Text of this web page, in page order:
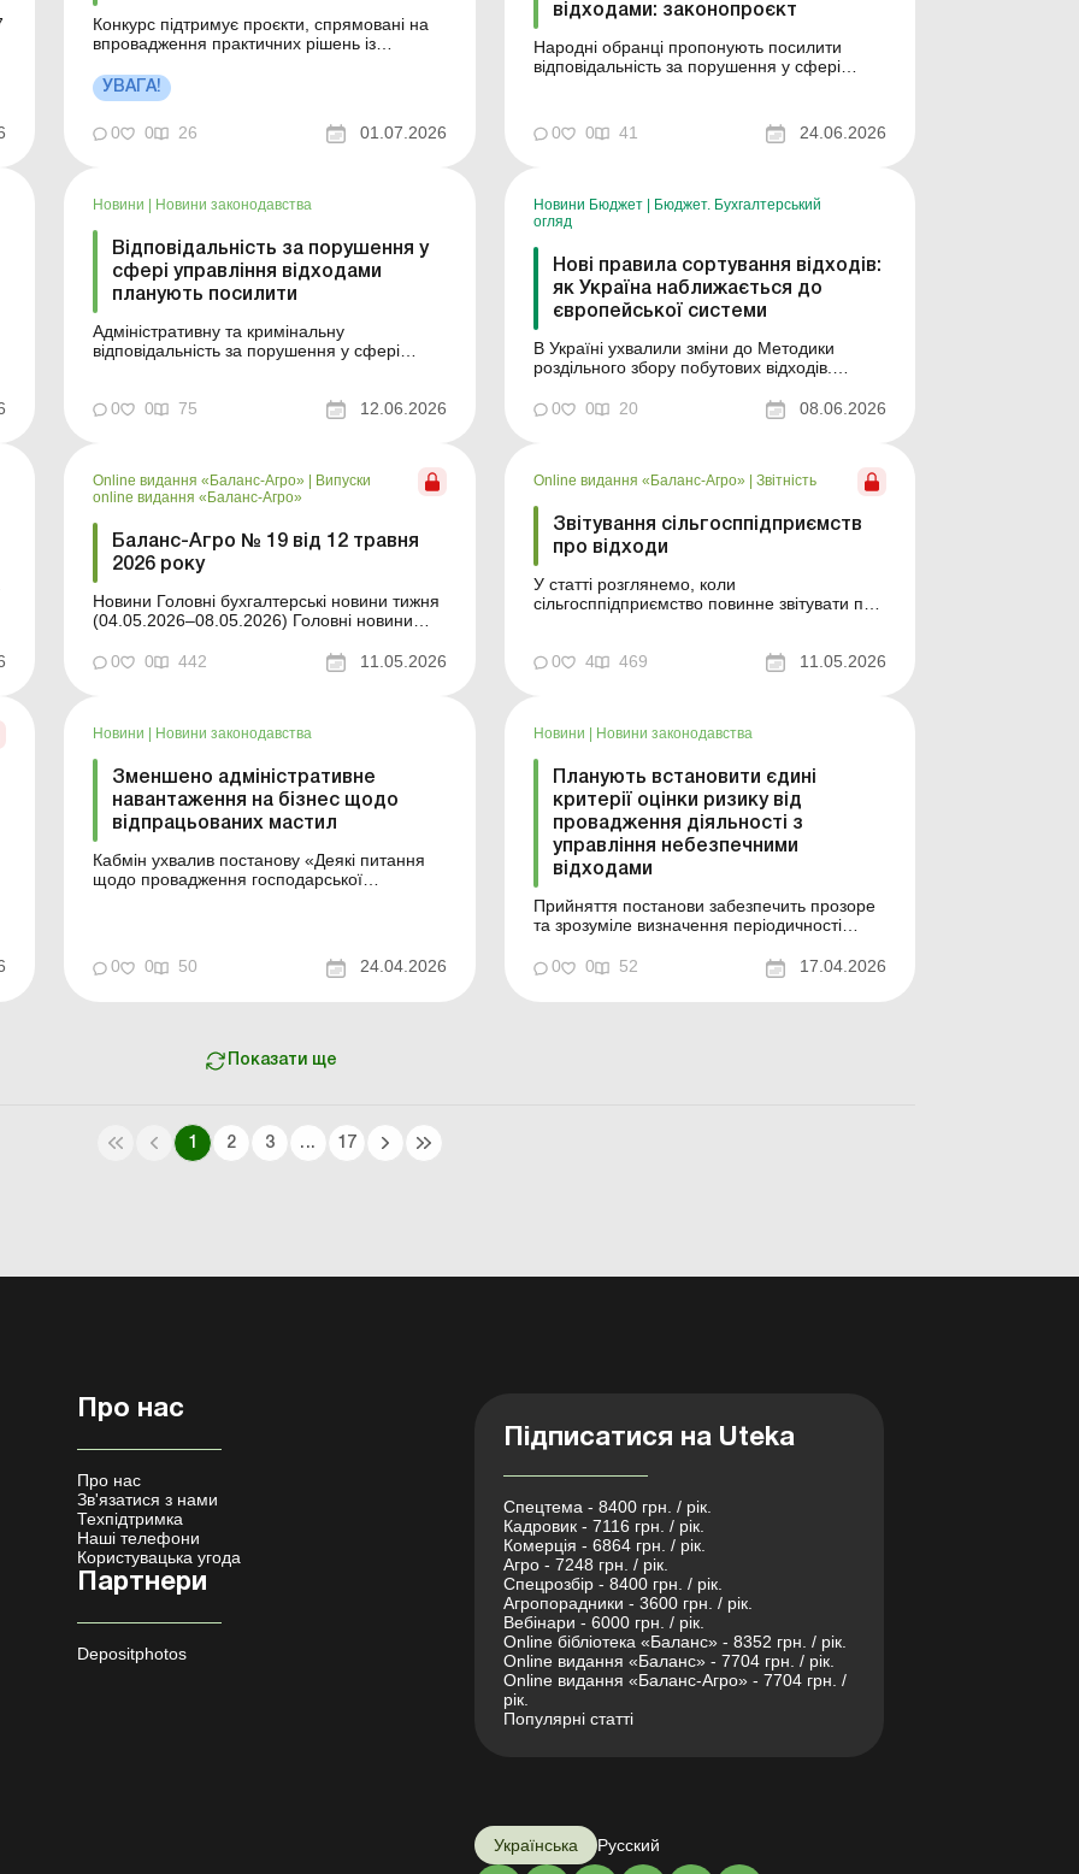
Конкурс підтримує проєкти, спрямовані на
впровадження практичних рішень із
повторного використання харчових
ресурсів. Перевага надається рішенням і
технологіям, які вже готові до практичного
впровадження в промислових або
УВАГА!
0 0 26 01.07.2026
відходами: законопроєкт
Народні обранці пропонують посилити
відповідальність за порушення у сфері
цього матеріалу. Більше за темою:
Законодавство про управління відходами:
0 0 41 24.06.2026
Новини | Новини законодавства
Відповідальність за порушення у
сфері управління відходами
планують посилити
Адміністративну та кримінальну
відповідальність за порушення у сфері
темою: Законодавство про управління
0 0 75 12.06.2026
Новини Бюджет | Бюджет. Бухгалтерський
огляд
Нові правила сортування відходів:
як Україна наближається до
європейської системи
В Україні ухвалили зміни до Методики
роздільного збору побутових відходів.
зробить сортування простішим для людей і
дешевшим для громад: оновлення
типів відходів, що її застосовують Швеція т...
0 0 20 08.06.2026
Online видання «Баланс-Агро»
Випуски
online видання «Баланс-Агро»
Баланс-Агро № 19 від 12 травня
2026 року
Новини Головні бухгалтерські новини тижня
(04.05.2026–08.05.2026) Головні новини
оновлюється щодня Зміст номеру Звітність
Читати Звітування сільгосппідприємств про
0 0 442 11.05.2026
Online видання «Баланс-Агро» Звітність
Звітування сільгосппідприємств
про відходи
У статті розглянемо, коли
сільгосппідприємство повинне звітувати про
управління відходами в Україні за останні
0 4 469 11.05.2026
Новини Новини законодавства
Зменшено адміністративне
навантаження на бізнес щодо
відпрацьованих мастил
Кабмін ухвалив постанову «Деякі питання
щодо провадження господарської
навантаження на бізнес. Більше за темою:
Як вести облік відходів на підприємстві
0 0 50 24.04.2026
Новини Новини законодавства
Планують встановити єдині
критерії оцінки ризику від
провадження діяльності з
управління небезпечними
відходами
Прийняття постанови забезпечить прозоре
та зрозуміле визначення періодичності
нагляду (контролю), що дасть змогу
здійснювати належний державний нагляд
0 0 52 17.04.2026
Показати ще
1 2 3 ... 17
Про нас
Про нас
Зв'язатися з нами
Техпідтримка
Наші телефони
Користувацька угода
Партнери
Depositphotos
Підписатися на Uteka
Спецтема - 8400 грн. / рік.
Кадровик - 7116 грн. / рік.
Комерція - 6864 грн. / рік.
Агро - 7248 грн. / рік.
Спецрозбір - 8400 грн. / рік.
Агропорадники - 3600 грн. / рік.
Вебінари - 6000 грн. / рік.
Online бібліотека «Баланс» - 8352 грн. / рік.
Online видання «Баланс» - 7704 грн. / рік.
Online видання «Баланс-Агро» - 7704 грн. /
рік.
Популярні статті
Українська Русский